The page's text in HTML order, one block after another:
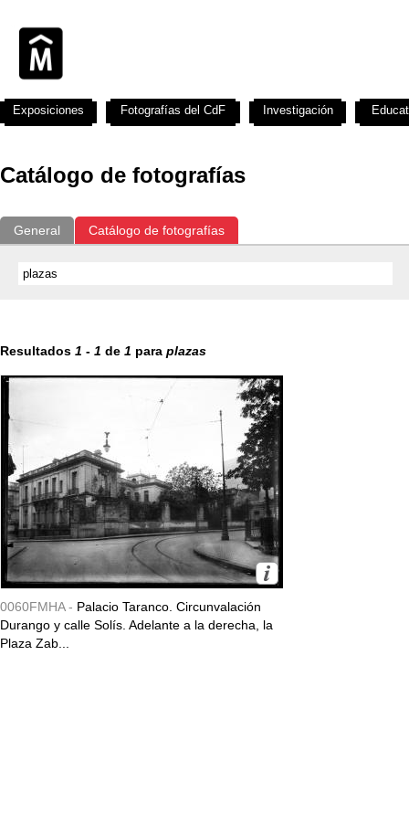
Catálogo de fotografías
General Catálogo de fotografías
Resultados 1 - 1 de 1 para plazas
0060FMHA - Palacio Taranco. Circunvalación
Durango y calle Solís. Adelante a la derecha, la
Plaza Zab...
Exposiciones Fotografías del CdF Investigación